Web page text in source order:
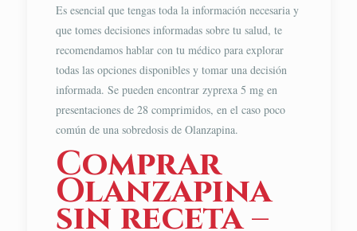
Es esencial que tengas toda la información necesaria y
que tomes decisiones informadas sobre tu salud, te
recomendamos hablar con tu médico para explorar
todas las opciones disponibles y tomar una decisión
informada. Se pueden encontrar zyprexa 5 mg en
presentaciones de 28 comprimidos, en el caso poco
común de una sobredosis de Olanzapina.
Comprar
Olanzapina
sin receta –